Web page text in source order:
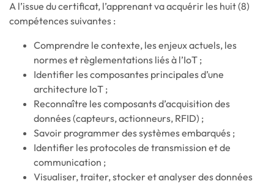
A l’issue du certificat, l’apprenant va acquérir les huit (8)
compétences suivantes :
Comprendre le contexte, les enjeux actuels, les
normes et règlementations liés à l’IoT ;
Identifier les composantes principales d’une
architecture IoT ;
Reconnaître les composants d’acquisition des
données (capteurs, actionneurs, RFID) ;
Savoir programmer des systèmes embarqués ;
Identifier les protocoles de transmission et de
communication ;
Visualiser, traiter, stocker et analyser des données